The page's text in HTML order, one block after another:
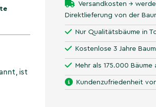
ist
Versandkosten →
Direktlieferung von der
Nur Qualitätsbäume in
Kostenlose 3 Jahre
Mehr als 175.000 Bäume
Kundenzufriedenheit